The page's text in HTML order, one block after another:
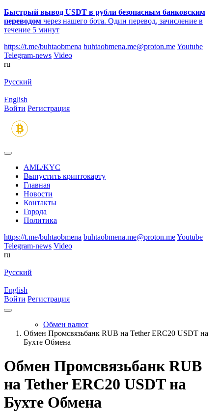
Быстрый вывод USDT в рубли безопасным банковским
переводом через нашего бота. Один перевод, зачисление в
течение 5 минут
https://t.me/buhtaobmena buhtaobmena.me@proton.meYoutube
Telegram-news Video
ru
Русский
English
Войти Регистрация
AML/KYC
Выпустить криптокарту
Главная
Новости
Контакты
Города
Политика
https://t.me/buhtaobmena buhtaobmena.me@proton.meYoutube
Telegram-news Video
ru
Русский
English
Войти Регистрация
Обмен валют
Обмен Промсвязьбанк RUB на Tether ERC20 USDT на
Бухте Обмена
Обмен Промсвязьбанк RUB
на Tether ERC20 USDT на
Бухте Обмена